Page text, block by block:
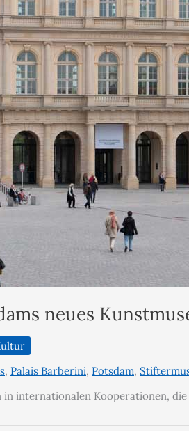
neues
, Palais Barberini, Potsdam,
in internationalen Kooperationen,